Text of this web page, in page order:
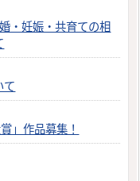
・妊娠・共育ての相
て
」作品募集！